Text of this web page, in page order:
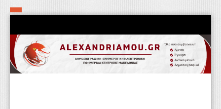
Αρχική
Τα εν δήμω εν οίκω
Πολιτιστικά-Εκκλησιαστικά